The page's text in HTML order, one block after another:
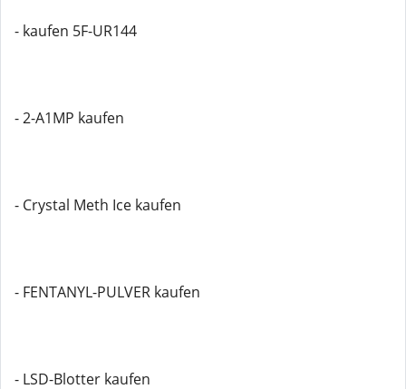
- kaufen 5F-UR144
- 2-A1MP kaufen
- Crystal Meth Ice kaufen
- FENTANYL-PULVER kaufen
- LSD-Blotter kaufen